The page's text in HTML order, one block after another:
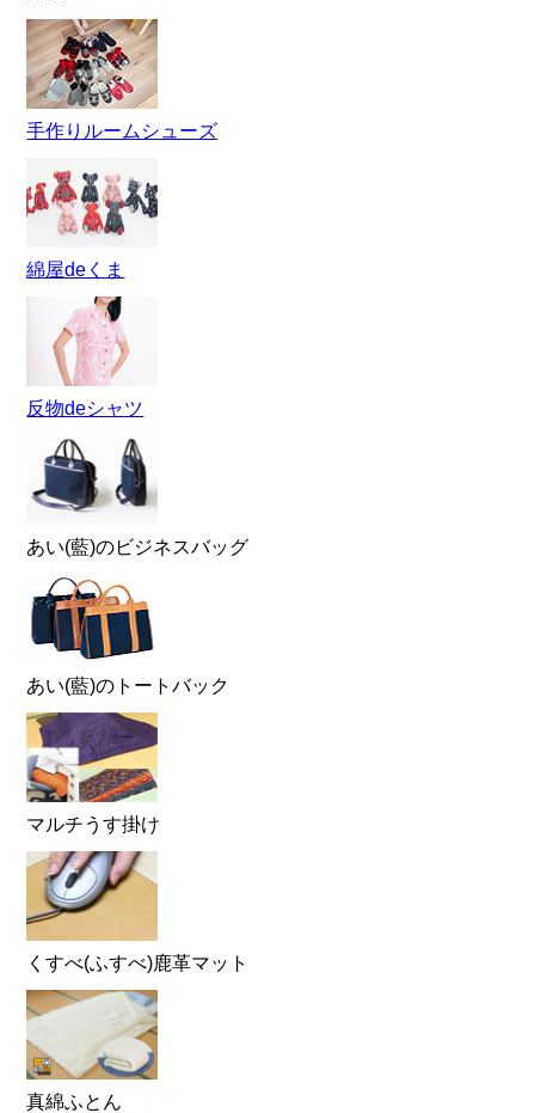
手作りルームシューズ
綿屋deくま
反物deシャツ
あい(藍)のビジネスバッグ
あい(藍)のトートバック
マルチうす掛け
くすべ(ふすべ)鹿革マット
真綿ふとん